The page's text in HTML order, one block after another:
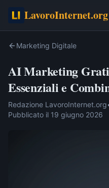
LavoroInternet.org
Marketing Digitale
AI Marketing
Essenziali e
Redazione LavoroInternet.org
Pubblicato il 19 giugno 2026